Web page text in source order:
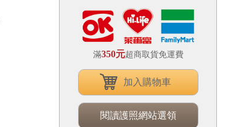
滿350元超商取貨免運費
加入購物車
閱讀護照網站選領